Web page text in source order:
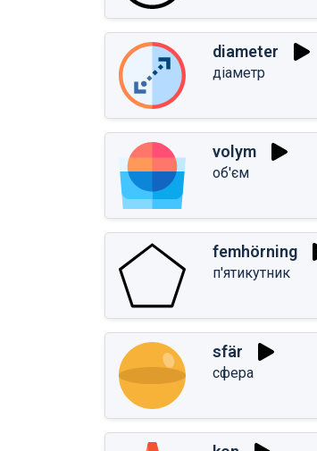
diameter
діаметр
volym
об'єм
femhörning
п'ятикутник
sfär
сфера